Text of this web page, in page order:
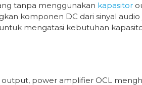
tanpa menggunakan kapasitor
komponen DC dari sinyal audio
mengatasi kebutuhan
power amplifier OCL